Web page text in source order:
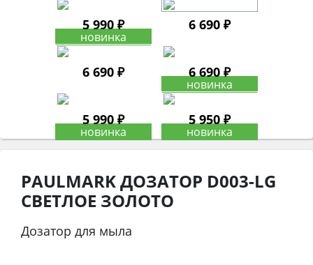
5 990 ₽ 6 690 ₽
6 690 ₽ 6 690 ₽
5 990 ₽ 5 950 ₽
PAULMARK ДОЗАТОР D003-LG
СВЕТЛОЕ ЗОЛОТО
Дозатор для мыла